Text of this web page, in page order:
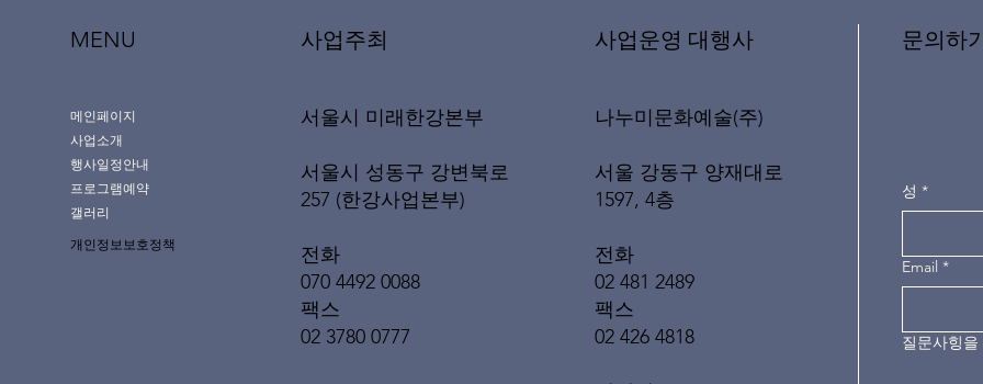
MENU
메인페이지
사업소개
행사일정안내
프로그램예약
갤러리
개인정보보호정책
사업주최
서울시 미래한강본부
서울시 성동구 강변북로
257 (한강사업본부)
전화
070 4492 0088
팩스
02 3780 0777
​사업운영 대행사
나누미문화예술(주)
서울 강동구 양재대로
1597, 4층
전화
02 481 2489
팩스
02 426 4818
문의하
성 *
Email *
질문사힝